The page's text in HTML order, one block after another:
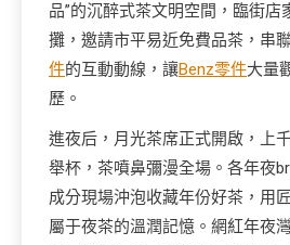
品”的沉醉式茶文明空間，臨街店
攤，邀請市平易近免費品茶，串
件的互動動線，讓Benz零件大量
歷。
進夜后，月光茶席正式開啟，上
舉杯，茶噴鼻彌漫全場。各年夜
成分現場沖泡收藏年份好茶，用
屬于夜茶的溫潤記憶。網紅年夜